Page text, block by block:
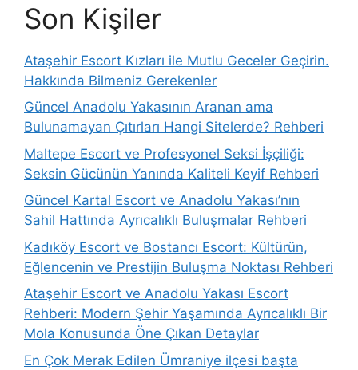
Son Kişiler
Ataşehir Escort Kızları ile Mutlu Geceler Geçirin.
Hakkında Bilmeniz Gerekenler
Güncel Anadolu Yakasının Aranan ama
Bulunamayan Çıtırları Hangi Sitelerde? Rehberi
Maltepe Escort ve Profesyonel Seksi İşçiliği:
Seksin Gücünün Yanında Kaliteli Keyif Rehberi
Güncel Kartal Escort ve Anadolu Yakası’nın
Sahil Hattında Ayrıcalıklı Buluşmalar Rehberi
Kadıköy Escort ve Bostancı Escort: Kültürün,
Eğlencenin ve Prestijin Buluşma Noktası Rehberi
Ataşehir Escort ve Anadolu Yakası Escort
Rehberi: Modern Şehir Yaşamında Ayrıcalıklı Bir
Mola Konusunda Öne Çıkan Detaylar
En Çok Merak Edilen Ümraniye ilçesi başta